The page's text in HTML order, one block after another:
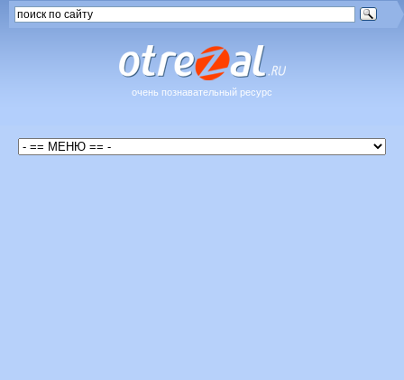
очень познавательный ресурс